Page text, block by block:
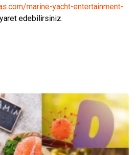
marine-yacht-entertainment-
edebilirsiniz.